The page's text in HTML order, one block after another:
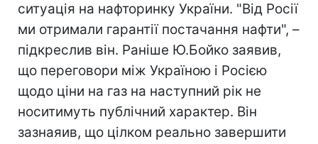
ситуація на нафторинку України. "Від Росії
ми отримали гарантії постачання нафти", –
підкреслив він. Раніше Ю.Бойко заявив,
що переговори між Україною і Росією
щодо ціни на газ на наступний рік не
носитимуть публічний характер. Він
зазнаяив, що цілком реально завершити